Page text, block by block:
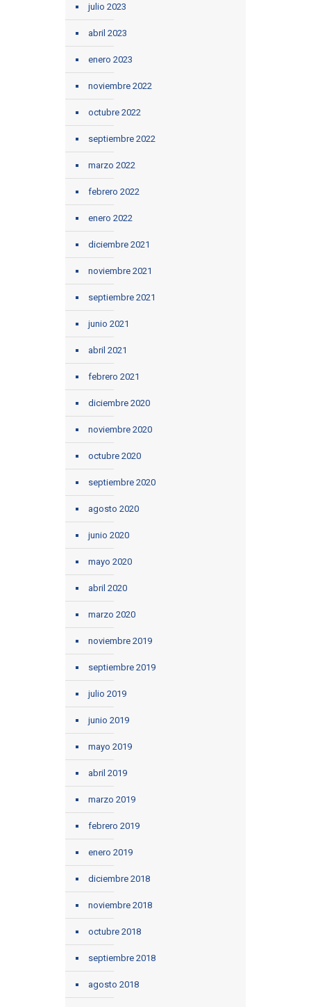
julio 2023
abril 2023
enero 2023
noviembre 2022
octubre 2022
septiembre 2022
marzo 2022
febrero 2022
enero 2022
diciembre 2021
noviembre 2021
septiembre 2021
junio 2021
abril 2021
febrero 2021
diciembre 2020
noviembre 2020
octubre 2020
septiembre 2020
agosto 2020
junio 2020
mayo 2020
abril 2020
marzo 2020
noviembre 2019
septiembre 2019
julio 2019
junio 2019
mayo 2019
abril 2019
marzo 2019
febrero 2019
enero 2019
diciembre 2018
noviembre 2018
octubre 2018
septiembre 2018
agosto 2018